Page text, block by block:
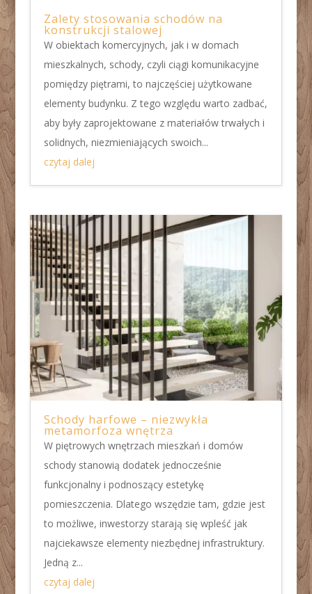
Zalety stosowania schodów na
konstrukcji stalowej
W obiektach komercyjnych, jak i w domach
mieszkalnych, schody, czyli ciągi komunikacyjne
pomiędzy piętrami, to najczęściej użytkowane
elementy budynku. Z tego względu warto zadbać,
aby były zaprojektowane z materiałów trwałych i
solidnych, niezmieniających swoich...
czytaj dalej
Schody harfowe – niezwykła
metamorfoza wnętrza
W piętrowych wnętrzach mieszkań i domów
schody stanowią dodatek jednocześnie
funkcjonalny i podnoszący estetykę
pomieszczenia. Dlatego wszędzie tam, gdzie jest
to możliwe, inwestorzy starają się wpleść jak
najciekawsze elementy niezbędnej infrastruktury.
Jedną z...
czytaj dalej